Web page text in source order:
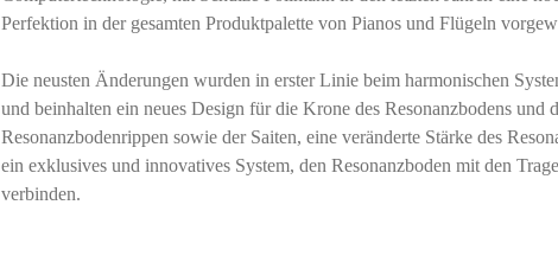
Perfektion in der gesamten Produktpalette von Pianos und Flügeln
Die neusten Änderungen wurden in erster Linie beim harmonischen
und beinhalten ein neues Design für die Krone des Resonanzbodens und
Resonanzbodenrippen sowie der Saiten, eine veränderte Stärke des
ein exklusives und innovatives System, den Resonanzboden mit den
verbinden.